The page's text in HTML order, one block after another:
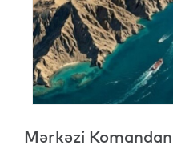
Mərkəzi